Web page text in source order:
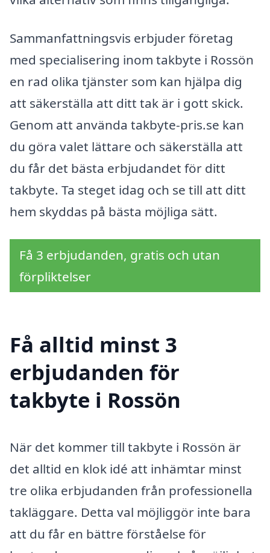
Sammanfattningsvis erbjuder företag
med specialisering inom takbyte i Rossön
en rad olika tjänster som kan hjälpa dig
att säkerställa att ditt tak är i gott skick.
Genom att använda takbyte-pris.se kan
du göra valet lättare och säkerställa att
du får det bästa erbjudandet för ditt
takbyte. Ta steget idag och se till att ditt
hem skyddas på bästa möjliga sätt.
Få 3 erbjudanden, gratis och utan
förpliktelser
Få alltid minst 3
erbjudanden för
takbyte i Rossön
När det kommer till takbyte i Rossön är
det alltid en klok idé att inhämtar minst
tre olika erbjudanden från professionella
takläggare. Detta val möjliggör inte bara
att du får en bättre förståelse för